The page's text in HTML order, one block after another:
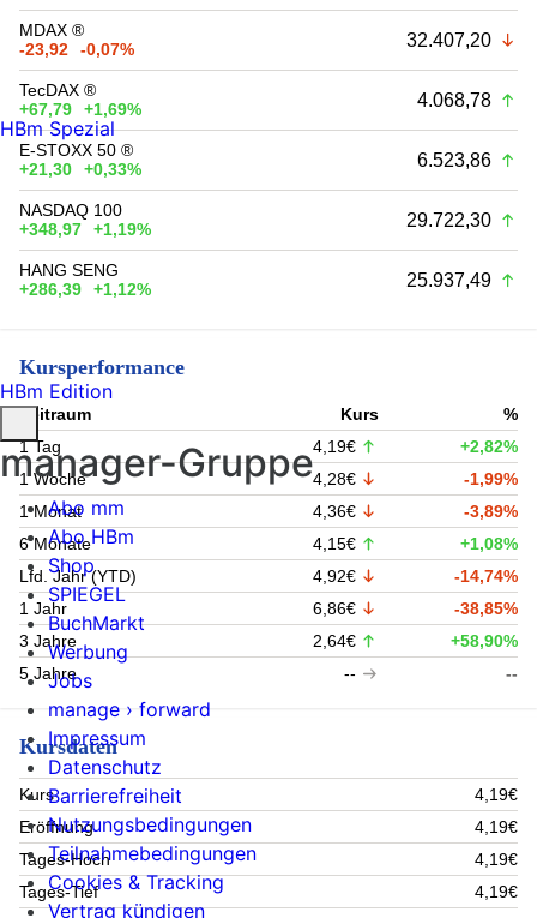
MDAX ®
-23,92
-0,07% 32.407,20
TecDAX ®
+67,79
+1,69% 4.068,78
E-STOXX 50 ®
+21,30
+0,33% 6.523,86
NASDAQ 100
+348,97
+1,19% 29.722,30
HANG SENG
+286,39
+1,12% 25.937,49
Kursperformance
Zeitraum Kurs
%
1 Tag
4,19€
+2,82%
1 Woche
4,28€
-1,99%
1 Monat
4,36€
-3,89%
6 Monate
4,15€
+1,08%
Lfd. Jahr (YTD)
4,92€
-14,74%
1 Jahr
6,86€
-38,85%
3 Jahre
2,64€
+58,90%
5 Jahre
-- --
Kursdaten
Kurs
4,19€
Eröffnung
4,19€
Tages-Hoch
4,19€
Tages-Tief
4,19€
HBm Spezial
HBm Edition
manager-Gruppe
Abo mm
Abo HBm
Shop
SPIEGEL
BuchMarkt
Werbung
Jobs
manage › forward
Impressum
Datenschutz
Barrierefreiheit
Nutzungsbedingungen
Teilnahmebedingungen
Cookies & Tracking
Vertrag kündigen